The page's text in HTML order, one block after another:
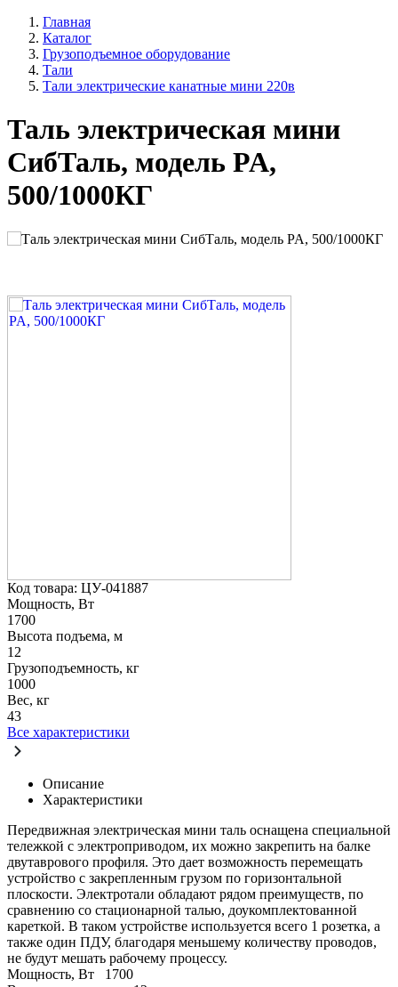
Главная
Каталог
Грузоподъемное оборудование
Тали
Тали электрические канатные мини 220в
Таль электрическая мини
СибТаль, модель PA,
500/1000КГ
Код товара: ЦУ-041887
Мощность, Вт
1700
Высота подъема, м
12
Грузоподъемность, кг
1000
Вес, кг
43
Все характеристики
Описание
Характеристики
Передвижная электрическая мини таль оснащена специальной
тележкой с электроприводом, их можно закрепить на балке
двутаврового профиля. Это дает возможность перемещать
устройство с закрепленным грузом по горизонтальной
плоскости. Электротали обладают рядом преимуществ, по
сравнению со стационарной талью, доукомплектованной
кареткой. В таком устройстве используется всего 1 розетка, а
также один ПДУ, благодаря меньшему количеству проводов,
не будут мешать рабочему процессу.
Мощность, Вт
1700